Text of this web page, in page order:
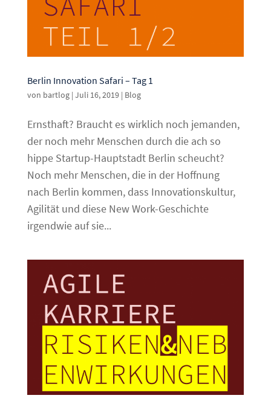
Berlin Innovation Safari – Tag 1
von bartlog| Juli 16, 2019| Blog
Ernsthaft? Braucht es wirklich noch jemanden,
der noch mehr Menschen durch die ach so
hippe Startup-Hauptstadt Berlin scheucht?
Noch mehr Menschen, die in der Hoffnung
nach Berlin kommen, dass Innovationskultur,
Agilität und diese New Work-Geschichte
irgendwie auf sie...